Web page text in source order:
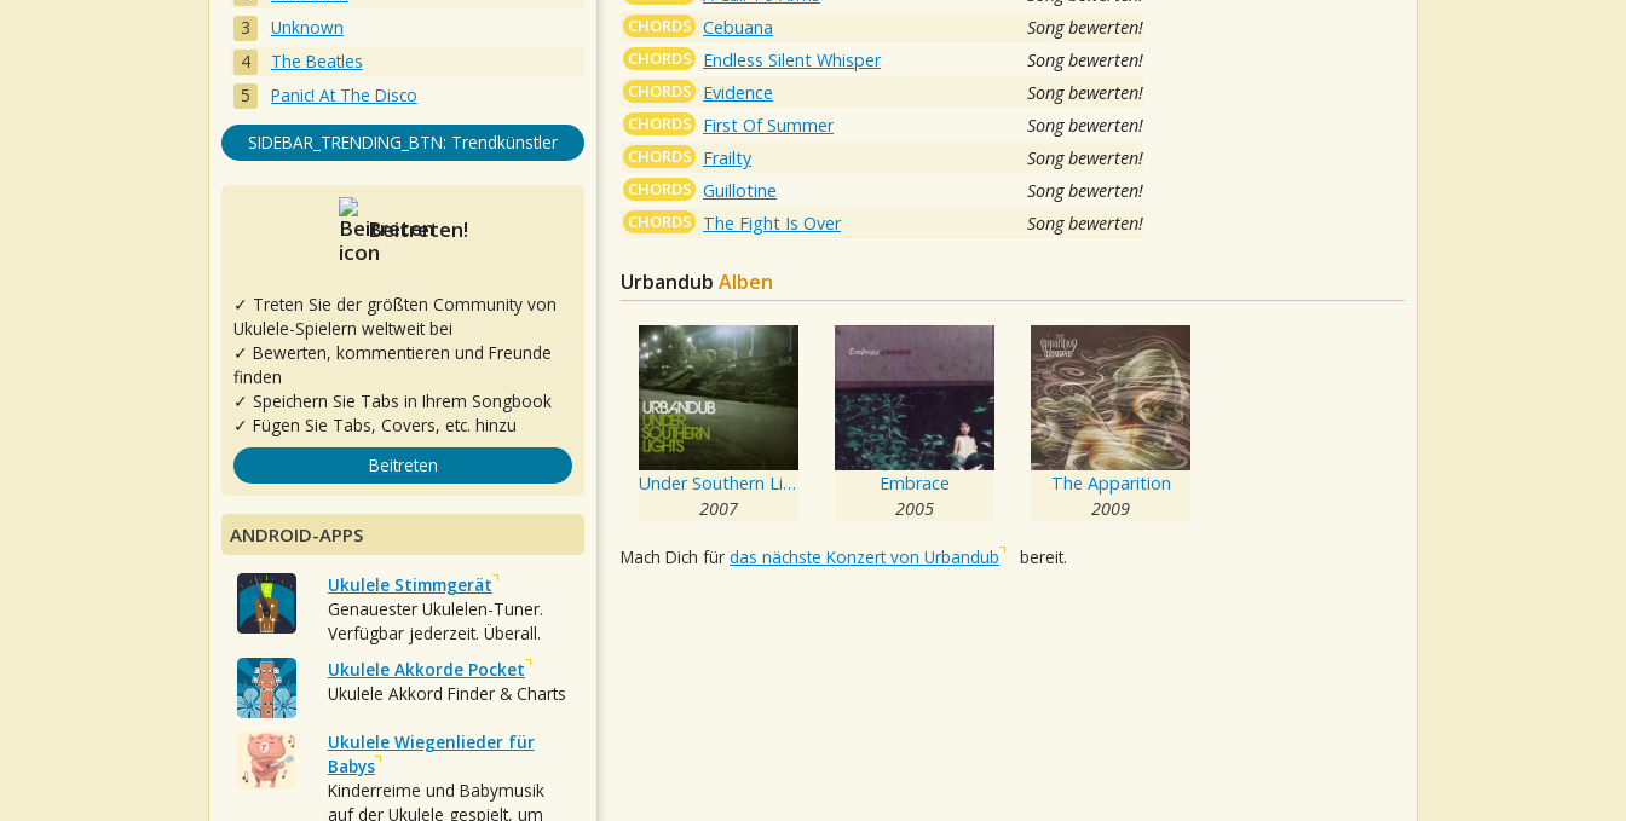
CHORDS Cebuana Song bewerten!
CHORDS Endless Silent Whisper Song bewerten!
CHORDS Evidence Song bewerten!
CHORDS First Of Summer Song bewerten!
CHORDS Frailty Song bewerten!
CHORDS Guillotine Song bewerten!
CHORDS The Fight Is Over Song bewerten!
Urbandub Alben
Under Southern Light
2007
Embrace
2005
The Apparition
2009
Mach Dich für das nächste Konzert von Urbandub bereit.
Unknown
The Beatles
Panic! At The Disco
SIDEBAR_TRENDING_BTN: Trendkünstler
Beitreten!
✓ Treten Sie der größten Community von
Ukulele-Spielern weltweit bei
✓ Bewerten, kommentieren und Freunde
finden
✓ Speichern Sie Tabs in Ihrem Songbook
✓ Fügen Sie Tabs, Covers, etc. hinzu
Beitreten
ANDROID-APPS
Ukulele Stimmgerät
Genauester Ukulelen-Tuner.
Verfügbar jederzeit. Überall.
Ukulele Akkorde Pocket
Ukulele Akkord Finder & Charts
Ukulele Wiegenlieder für
Babys
Kinderreime und Babymusik
auf der Ukulele gespielt, um